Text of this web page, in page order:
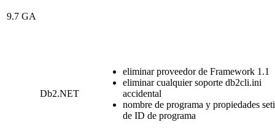
9.7 GA
Db2.NET
eliminar proveedor de Framework 1.1
eliminar cualquier soporte db2cli.ini
accidental
nombre de programa y propiedades seti
de ID de programa